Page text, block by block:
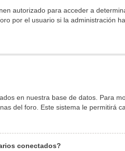
autorizado para acceder a
por el usuario si la administración
en nuestra base de datos. Para
del foro. Este sistema le permitirá
conectados?